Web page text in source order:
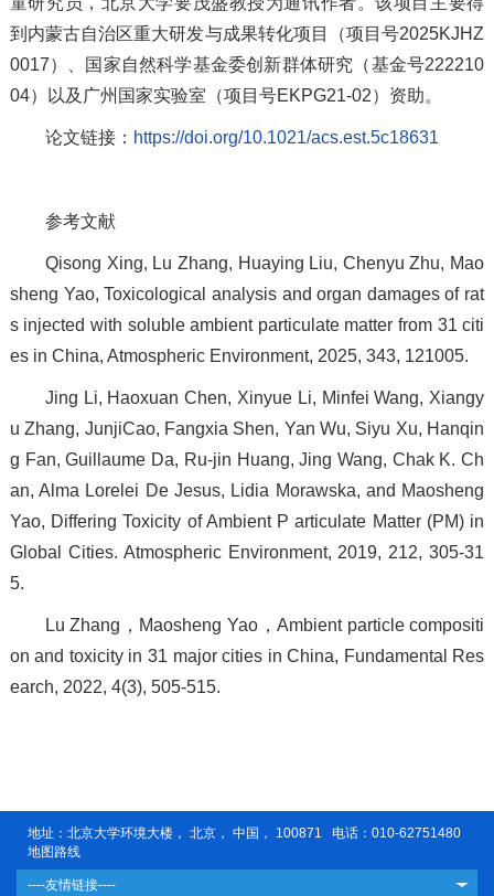
到内蒙古自治区重大研发与成果转化项目（项目号2025KJHZ
0017）、国家自然科学基金委创新群体研究（基金号222210
04）以及广州国家实验室（项目号EKPG21-02）资助。
论文链接： https://doi.org/10.1021/acs.est.5c18631
参考文献
Qisong Xing, Lu Zhang, Huaying Liu, Chenyu Zhu, Mao
sheng Yao, Toxicological analysis and organ damages of rat
s injected with soluble ambient particulate matter from 31 citi
es in China, Atmospheric Environment, 2025, 343, 121005.
Jing Li, Haoxuan Chen, Xinyue Li, Minfei Wang, Xiangy
u Zhang, JunjiCao, Fangxia Shen, Yan Wu, Siyu Xu, Hanqin
g Fan, Guillaume Da, Ru-jin Huang, Jing Wang, Chak K. Ch
an, Alma Lorelei De Jesus, Lidia Morawska, and Maosheng
Yao, Differing Toxicity of Ambient P articulate Matter (PM) in
Global Cities. Atmospheric Environment, 2019, 212, 305-31
5.
Lu Zhang，Maosheng Yao，Ambient particle compositi
on and toxicity in 31 major cities in China, Fundamental Res
earch, 2022, 4(3), 505-515.
地址：北京大学环境大楼， 北京， 中国， 100871 电话：010-62751480
地图路线
----友情链接----